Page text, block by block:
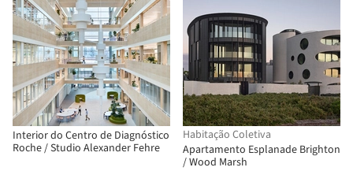
Interior do Centro de Diagnóstico
Roche / Studio Alexander Fehre
Habitação Coletiva
Apartamento Esplanade Brighton
/ Wood Marsh